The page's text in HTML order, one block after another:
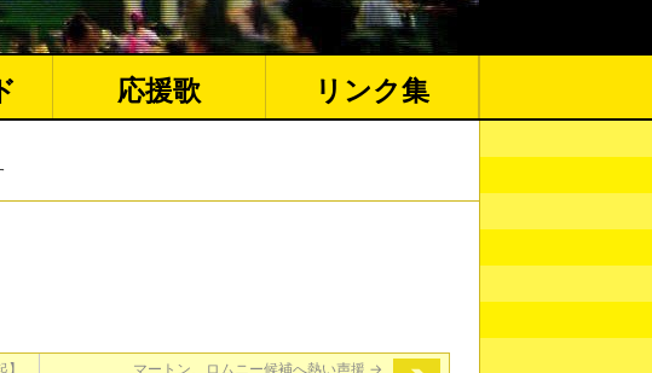
応援歌 リンク集
マートン、ロムニー候補へ熱い声援 →